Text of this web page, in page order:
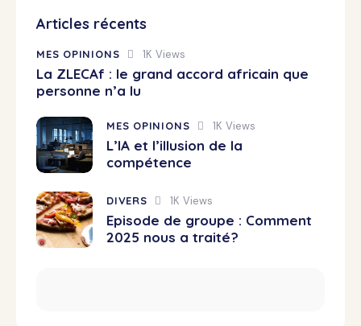
Articles récents
MES OPINIONS 1K Views
La ZLECAf : le grand accord africain que
personne n’a lu
MES OPINIONS 1K Views
L’IA et l’illusion de la
compétence
DIVERS 1K Views
Episode de groupe : Comment
2025 nous a traité?